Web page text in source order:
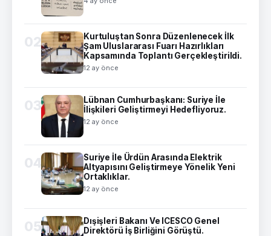
02
Kurtuluştan Sonra Düzenlenecek İlk
Şam Uluslararası Fuarı Hazırlıkları
Kapsamında Toplantı Gerçekleştirildi.
12 ay önce
03
Lübnan Cumhurbaşkanı: Suriye İle
İlişkileri Geliştirmeyi Hedefliyoruz.
12 ay önce
04
Suriye İle Ürdün Arasında Elektrik
Altyapısını Geliştirmeye Yönelik Yeni
Ortaklıklar.
12 ay önce
05
Dışişleri Bakanı Ve ICESCO Genel
Direktörü İş Birliğini Görüştü.